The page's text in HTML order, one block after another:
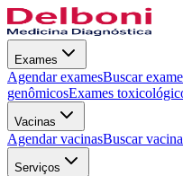
Exames
Agendar examesBuscar
genômicosExames
Vacinas
Agendar vacinasBuscar
Serviços